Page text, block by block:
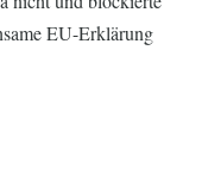
EU-Erklärung